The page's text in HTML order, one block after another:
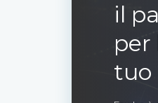
il
per
tuo